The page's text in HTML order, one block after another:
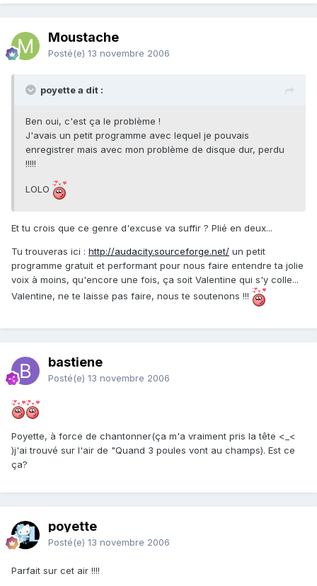
Moustache
Posté(e) 13 novembre 2006
poyette a dit :
Ben oui, c'est ça le problème !
J'avais un petit programme avec lequel je pouvais
enregistrer mais avec mon problème de disque dur, perdu
!!!!!
LOLO
Et tu crois que ce genre d'excuse va suffir ? Plié en deux...
Tu trouveras ici : http://audacity.sourceforge.net/ un petit
programme gratuit et performant pour nous faire entendre ta jolie
voix à moins, qu'encore une fois, ça soit Valentine qui s'y colle...
Valentine, ne te laisse pas faire, nous te soutenons !!!
bastiene
Posté(e) 13 novembre 2006
Poyette, à force de chantonner(ça m'a vraiment pris la tête <_<
)j'ai trouvé sur l'air de "Quand 3 poules vont au champs). Est ce
ça?
poyette
Posté(e) 13 novembre 2006
Parfait sur cet air !!!!